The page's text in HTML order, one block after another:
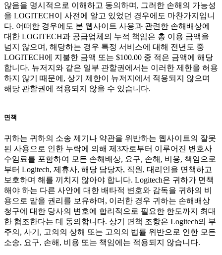
않음을 명시적으로 이해하고 동의하며, 그러한 손해의 가능성
을 LOGITECH이 사전에 알고 있었던 경우에도 마찬가지입니
다. 어떠한 경우에도 본 웹사이트 사용과 관련한 손해배상에
대한 LOGITECH과 공급업체의 누적 책임은 총 이용 금액을
넘지 않으며, 해당하는 경우 특정 서비스에 대해 전년도 중
LOGITECH에 지불한 금액 또는 $100.00 중 적은 금액에 해당
합니다. 뉴저지와 같은 일부 관할권에서는 이러한 제한을 허용
하지 않기 때문에, 상기 제한이 뉴저지에서 적용되지 않으며
해당 관할권에 적용되지 않을 수 있습니다.
면책
귀하는 귀하의 소송 제기나 약관을 위반하는 웹사이트의 잘못
된 사용으로 인한 누락에 의해 제3자로부터 이루어진 변호사
수임료를 포함하여 모든 손해배상, 요구, 손해, 비용, 책임으로
부터 Logitech, 제휴사, 해당 담당자, 직원, 대리인을 면책하고
보호하며 해를 끼치지 않아야 합니다. Logitech은 귀하가 면책
해야 하는 다른 사안에 대한 배타적 변호와 감독을 귀하의 비
용으로 맡을 권리를 보유하며, 이러한 경우 귀하는 손해배상
청구에 대한 당사의 변호에 합리적으로 필요한 한도까지 최대
한 협조한다는 데 동의합니다. 상기 면책 조항은 Logitech의 부
주의, 사기, 고의의 상해 또는 고의의 법률 위반으로 인한 모든
소송, 요구, 손해, 비용 또는 책임에는 적용되지 않습니다.